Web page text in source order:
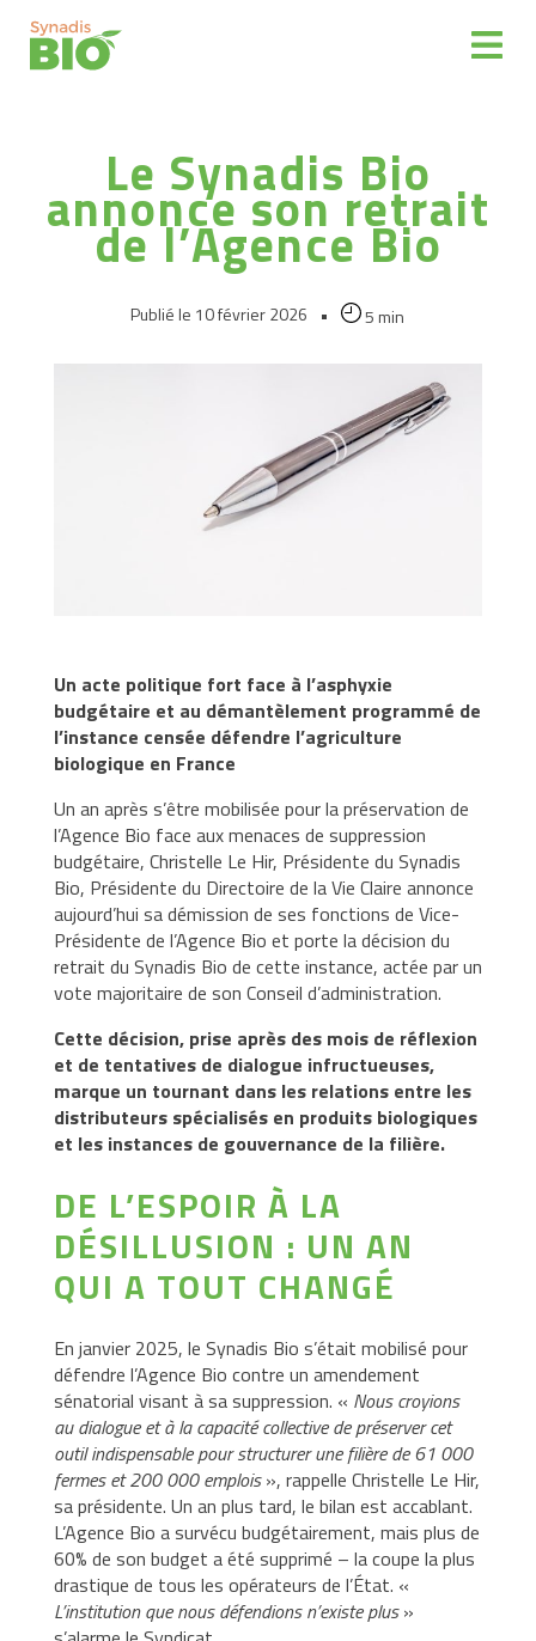
Espace
Partenaires
chiffres
marchés
Règlementations
Promouvoir
Former
Formation
continue
Qualification
Professionnelle
Actualités
Adhérer
Le Synadis Bio
annonce son retrait
de l’Agence Bio
Publié le 10 février 2026 • 5 min
Un acte politique fort face à l’asphyxie
budgétaire et au démantèlement programmé de
l’instance censée défendre l’agriculture
biologique en France
Un an après s’être mobilisée pour la préservation de
l’Agence Bio face aux menaces de suppression
budgétaire, Christelle Le Hir, Présidente du Synadis
Bio, Présidente du Directoire de la Vie Claire annonce
aujourd’hui sa démission de ses fonctions de Vice-
Présidente de l’Agence Bio et porte la décision du
retrait du Synadis Bio de cette instance, actée par un
vote majoritaire de son Conseil d’administration.
Cette décision, prise après des mois de réflexion
et de tentatives de dialogue infructueuses,
marque un tournant dans les relations entre les
distributeurs spécialisés en produits biologiques
et les instances de gouvernance de la filière.
DE L’ESPOIR À LA
DÉSILLUSION : UN AN
QUI A TOUT CHANGÉ
En janvier 2025, le Synadis Bio s’était mobilisé pour
défendre l’Agence Bio contre un amendement
sénatorial visant à sa suppression. « Nous croyions
au dialogue et à la capacité collective de préserver cet
outil indispensable pour structurer une filière de 61 000
fermes et 200 000 emplois», rappelle Christelle Le Hir,
sa présidente. Un an plus tard, le bilan est accablant.
L’Agence Bio a survécu budgétairement, mais plus de
60% de son budget a été supprimé – la coupe la plus
drastique de tous les opérateurs de l’État. «
L’institution que nous défendions n’existe plus»